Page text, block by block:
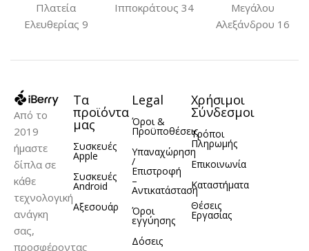
ΜΟΝΤΈΛΟ
iPhone 14 Plus
ΥΛΙΚΌ Σιλικόνη
ΜΟΝΤΈΛΟ
iPhone 14 Plus
ΥΛΙΚΌ TPU
Πλατεία
Ελευθερίας 9
Ιπποκράτους 34
Μεγάλου
Αλεξάνδρου 16
Από το
2019
ήμαστε
δίπλα σε
κάθε
τεχνολογική
ανάγκη
σας,
προσφέροντας
Τα
προϊόντα
μας
Συσκευές
Apple
Συσκευές
Android
Αξεσουάρ
Legal
Όροι &
Προϋποθέσεις
Υπαναχώρηση
/
Επιστροφή
–
Αντικατάσταση
Όροι
εγγύησης
Δόσεις
Χρήσιμοι
Σύνδεσμοι
Τρόποι
Πληρωμής
Επικοινωνία
Καταστήματα
Θέσεις
Εργασίας